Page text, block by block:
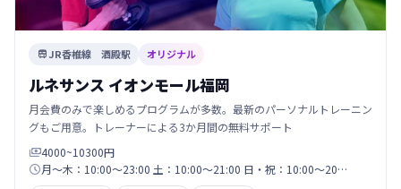
 JR香椎線 酒殿駅 オリジナル
ルネサンス イオンモール福岡
月会費のみで楽しめるプログラムが多数。最新のパーソナルトレーニン
グもご用意。トレーナーによる3か月間の無料サポート
4000~10300円
月～木：10:00～23:00 土：10:00～21:00 日・祝：10:00～20…